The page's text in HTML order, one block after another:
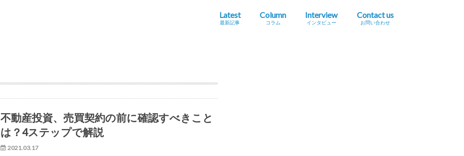
Latest
最新記事
Column
コラム
Interview
インタビュー
Contact us
お問い合わせ
不動産投資、売買契約の前に確認すべきこと
は？4ステップで解説
2021.03.17